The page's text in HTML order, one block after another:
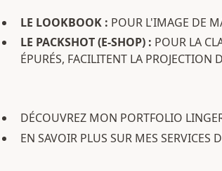
LE LOOKBOOK : POUR L'IMAGE DE
LE PACKSHOT (E-SHOP) : POUR LA
ÉPURÉS, FACILITENT LA PROJECTION
DÉCOUVREZ MON PORTFOLIO
EN SAVOIR PLUS SUR MES SERVICES